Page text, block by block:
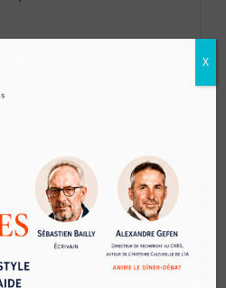
de l’organisation
sur une inflexion de la
de
de la production,
la production, un
une évolution du
des contenus
la stratégie pour atteindre
X